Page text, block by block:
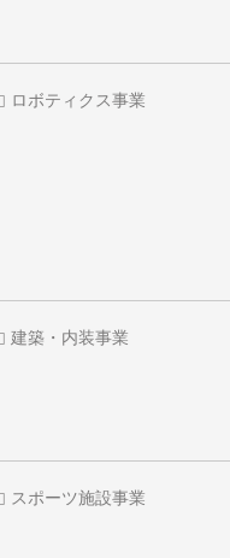
ロボティクス事業
建築・内装事業
スポーツ施設事業